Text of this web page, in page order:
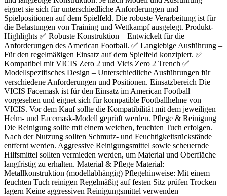
eignet sie sich für unterschiedliche Anforderungen und
Spielpositionen auf dem Spielfeld. Die robuste Verarbeitung ist für
die Belastungen von Training und Wettkampf ausgelegt. Produkt-
Highlights ✅ Robuste Konstruktion – Entwickelt für die
Anforderungen des American Football. ✅ Langlebige Ausführung –
Für den regelmäßigen Einsatz auf dem Spielfeld konzipiert. ✅
Kompatibel mit VICIS Zero 2 und Vicis Zero 2 Trench ✅
Modellspezifisches Design – Unterschiedliche Ausführungen für
verschiedene Anforderungen und Positionen. Einsatzbereich Die
VICIS Facemask ist für den Einsatz im American Football
vorgesehen und eignet sich für kompatible Footballhelme von
VICIS. Vor dem Kauf sollte die Kompatibilität mit dem jeweiligen
Helm- und Facemask-Modell geprüft werden. Pflege & Reinigung
Die Reinigung sollte mit einem weichen, feuchten Tuch erfolgen.
Nach der Nutzung sollten Schmutz- und Feuchtigkeitsrückstände
entfernt werden. Aggressive Reinigungsmittel sowie scheuernde
Hilfsmittel sollten vermieden werden, um Material und Oberfläche
langfristig zu erhalten. Material & Pflege Material:
Metallkonstruktion (modellabhängig) Pflegehinweise: Mit einem
feuchten Tuch reinigen Regelmäßig auf festen Sitz prüfen Trocken
lagern Keine aggressiven Reinigungsmittel verwenden